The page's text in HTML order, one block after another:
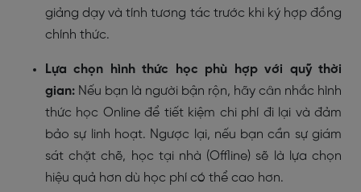
giảng dạy và tính tương tác trước khi ký hợp đồng
chính thức.
Lựa chọn hình thức học phù hợp với quỹ thời
gian: Nếu bạn là người bận rộn, hãy cân nhắc hình
thức học Online để tiết kiệm chi phí đi lại và đảm
bảo sự linh hoạt. Ngược lại, nếu bạn cần sự giám
sát chặt chẽ, học tại nhà (Offline) sẽ là lựa chọn
hiệu quả hơn dù học phí có thể cao hơn.